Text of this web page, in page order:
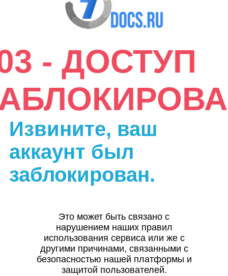
- ДОСТУП
Извините, ваш
аккаунт был
заблокирован.
Это может быть связано с
нарушением наших правил
использования сервиса или же с
другими причинами, связанными с
безопасностью нашей платформы и
защитой пользователей.